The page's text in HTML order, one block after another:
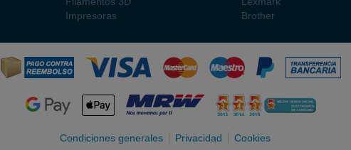
Impresoras
Brother
Condiciones generales Privacidad Cookies